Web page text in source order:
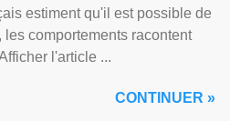
estiment qu'il est possible de
comportements racontent
l'article ...
CONTINUER »